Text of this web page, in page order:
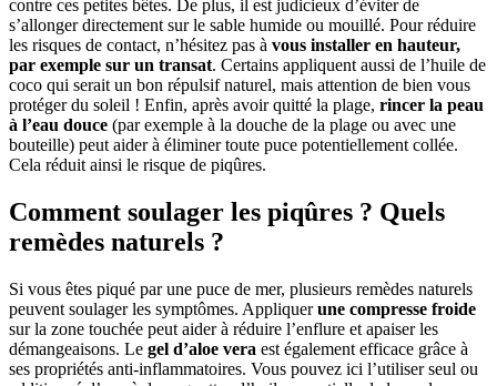
contre ces petites bêtes. De plus, il est judicieux d’éviter de
s’allonger directement sur le sable humide ou mouillé. Pour réduire
les risques de contact, n’hésitez pas à vous installer en hauteur,
par exemple sur un transat. Certains appliquent aussi de l’huile de
coco qui serait un bon répulsif naturel, mais attention de bien vous
protéger du soleil ! Enfin, après avoir quitté la plage, rincer la peau
à l’eau douce (par exemple à la douche de la plage ou avec une
bouteille) peut aider à éliminer toute puce potentiellement collée.
Cela réduit ainsi le risque de piqûres.
Comment soulager les piqûres ? Quels
remèdes naturels ?
Si vous êtes piqué par une puce de mer, plusieurs remèdes naturels
peuvent soulager les symptômes. Appliquerune compresse froide
sur la zone touchée peut aider à réduire l’enflure et apaiser les
démangeaisons. Le gel d’aloe vera est également efficace grâce à
ses propriétés anti-inflammatoires. Vous pouvez ici l’utiliser seul ou